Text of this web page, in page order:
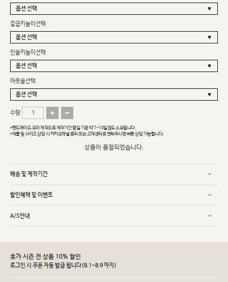
겉굽키높이선택
인솔키높이선택
아웃솔선택
수량
*핸드메이드 오더 제작으로 제작기간 평일 기준 약 7~10일정도 소요됩니다.
*제품 및 사이즈 상담 시 카카오채널 문의 또는 고객센터로 연락주시면 빠른 상담 가능합니다.
상품이 품절되었습니다.
배송 및 제작기간
할인혜택 및 이벤트
A/S안내
휴가 시즌 전 상품 10% 할인
로그인 시 쿠폰 자동 발급 됩니다(8.1~8.9 까지)